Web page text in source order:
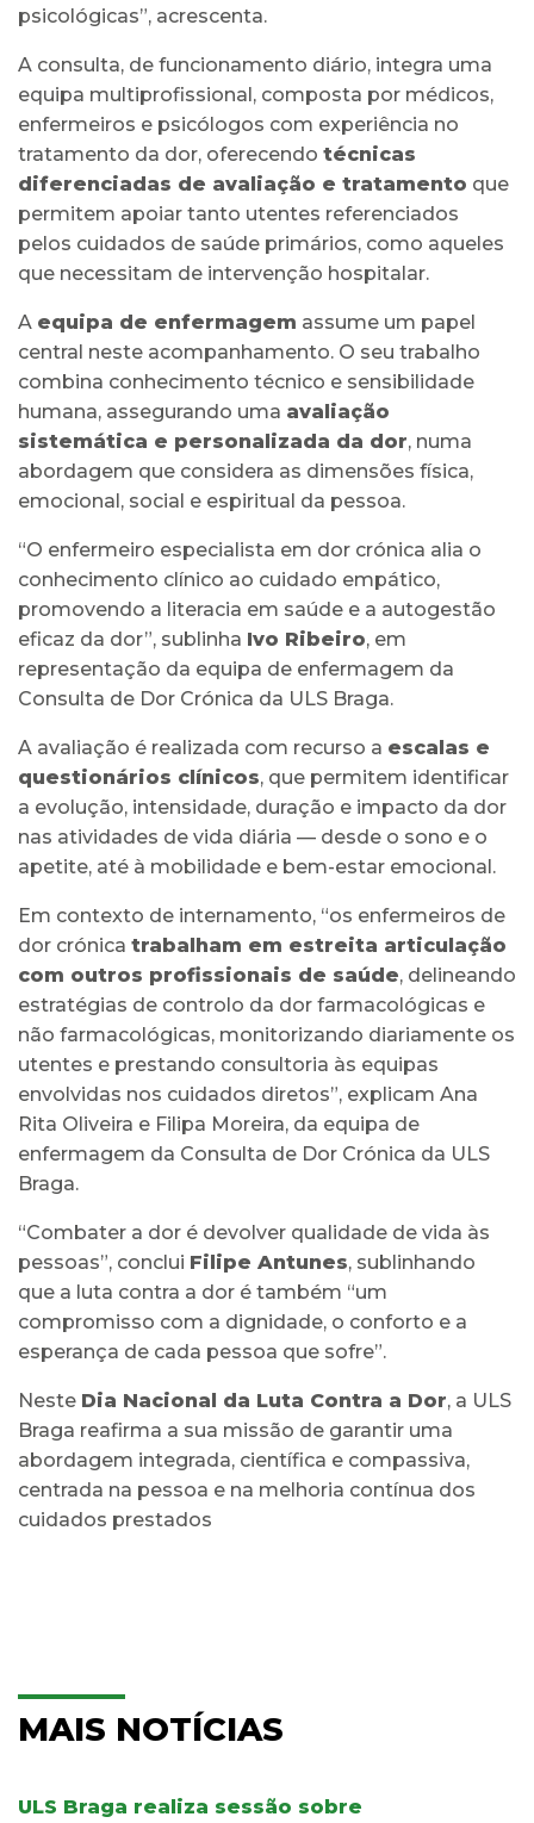
psicológicas”, acrescenta.
A consulta, de funcionamento diário, integra uma
equipa multiprofissional, composta por médicos,
enfermeiros e psicólogos com experiência no
tratamento da dor, oferecendo técnicas
diferenciadas de avaliação e tratamento que
permitem apoiar tanto utentes referenciados
pelos cuidados de saúde primários, como aqueles
que necessitam de intervenção hospitalar.
A equipa de enfermagem assume um papel
central neste acompanhamento. O seu trabalho
combina conhecimento técnico e sensibilidade
humana, assegurando uma avaliação
sistemática e personalizada da dor, numa
abordagem que considera as dimensões física,
emocional, social e espiritual da pessoa.
“O enfermeiro especialista em dor crónica alia o
conhecimento clínico ao cuidado empático,
promovendo a literacia em saúde e a autogestão
eficaz da dor”, sublinha Ivo Ribeiro, em
representação da equipa de enfermagem da
Consulta de Dor Crónica da ULS Braga.
A avaliação é realizada com recurso a escalas e
questionários clínicos, que permitem identificar
a evolução, intensidade, duração e impacto da dor
nas atividades de vida diária — desde o sono e o
apetite, até à mobilidade e bem-estar emocional.
Em contexto de internamento, “os enfermeiros de
dor crónica trabalham em estreita articulação
com outros profissionais de saúde, delineando
estratégias de controlo da dor farmacológicas e
não farmacológicas, monitorizando diariamente os
utentes e prestando consultoria às equipas
envolvidas nos cuidados diretos”, explicam Ana
Rita Oliveira e Filipa Moreira, da equipa de
enfermagem da Consulta de Dor Crónica da ULS
Braga.
“Combater a dor é devolver qualidade de vida às
pessoas”, conclui Filipe Antunes, sublinhando
que a luta contra a dor é também “um
compromisso com a dignidade, o conforto e a
esperança de cada pessoa que sofre”.
Neste Dia Nacional da Luta Contra a Dor, a ULS
Braga reafirma a sua missão de garantir uma
abordagem integrada, científica e compassiva,
centrada na pessoa e na melhoria contínua dos
cuidados prestados
MAIS NOTÍCIAS
ULS Braga realiza sessão sobre